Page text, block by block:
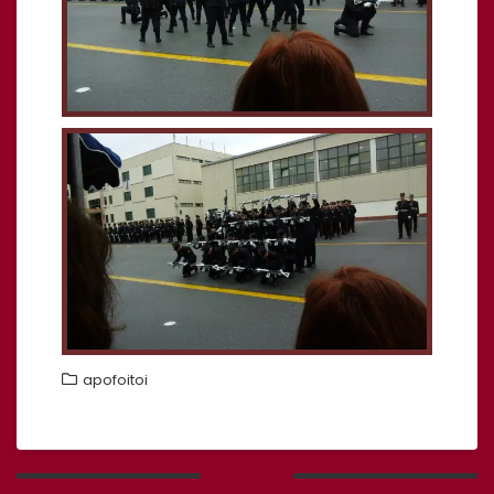
apofoitoi
Πλοήγηση